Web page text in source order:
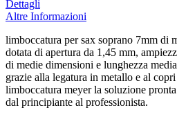
Dettagli
Altre Informazioni
limboccatura per sax soprano 7mm di
dotata di apertura da 1,45 mm,
di medie dimensioni e lunghezza
grazie alla legatura in metallo e al
limboccatura meyer la soluzione
dal principiante al professionista.